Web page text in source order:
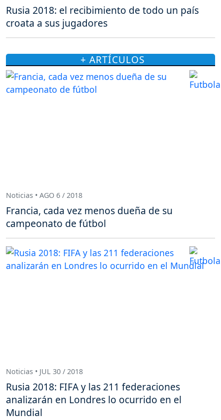
Rusia 2018: el recibimiento de todo un país
croata a sus jugadores
+ ARTÍCULOS
Noticias • AGO 6 / 2018
Francia, cada vez menos dueña de su
campeonato de fútbol
Noticias • JUL 30 / 2018
Rusia 2018: FIFA y las 211 federaciones
analizarán en Londres lo ocurrido en el
Mundial